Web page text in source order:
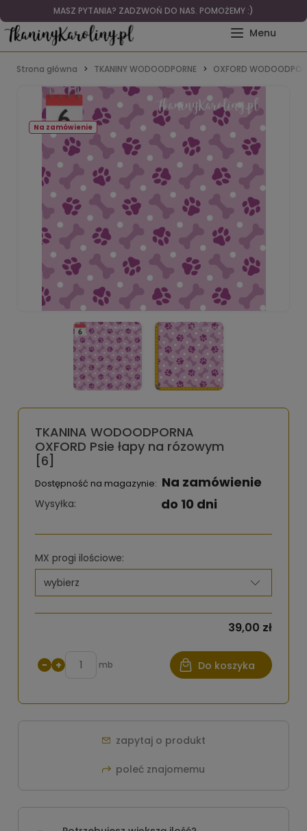
MASZ PYTANIA? ZADZWOŃ DO NAS. POMOŻEMY :)
Strona główna TKANINY WODOODPORNE OXFORD
Na zamówienie
TKANINA WODOODPORNA
OXFORD Psie łapy na rózowym
[6]
Dostępność na magazynie: Na zamówienie
Wysyłka: do 10 dni
MX progi ilościowe:
39,00 zł
− + mb Do koszyka
zapytaj o produkt
poleć znajomemu